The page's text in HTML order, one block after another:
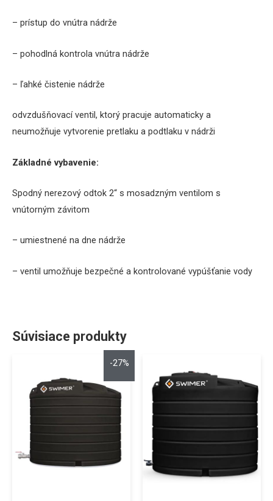
– prístup do vnútra nádrže
– pohodlná kontrola vnútra nádrže
– ľahké čistenie nádrže
odvzdušňovací ventil, ktorý pracuje automaticky a
neumožňuje vytvorenie pretlaku a podtlaku v nádrži
Základné vybavenie:
Spodný nerezový odtok 2“ s mosadzným ventilom s
vnútorným závitom
– umiestnené na dne nádrže
– ventil umožňuje bezpečné a kontrolované vypúšťanie vody
Súvisiace produkty
-27%